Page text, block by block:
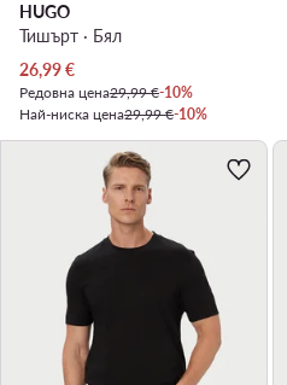
HUGO
Тишърт · Бял
Актуална цена
26,99€
Редовна цена29,99 €-10%
Най-ниска цена29,99 €-10%